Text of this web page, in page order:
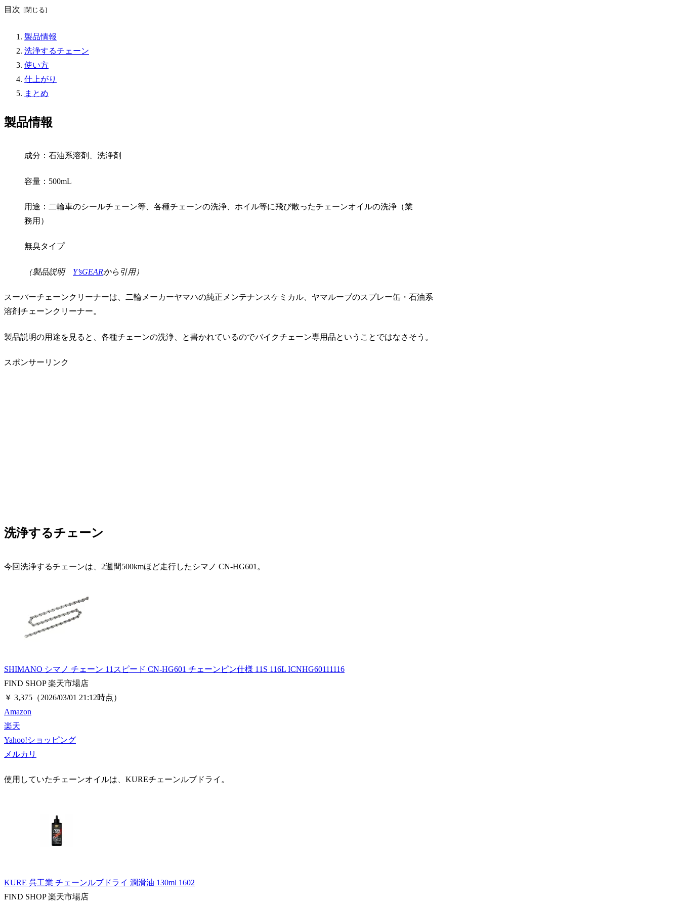
目次
製品情報
洗浄するチェーン
使い方
仕上がり
まとめ
製品情報
成分：石油系溶剤、洗浄剤
容量：500mL
用途：二輪車のシールチェーン等、各種チェーンの洗浄、ホイル等に飛び散ったチェーンオイルの洗浄（業
務用）
無臭タイプ
（製品説明 Y’sGEARから引用）
スーパーチェーンクリーナーは、二輪メーカーヤマハの純正メンテナンスケミカル、ヤマルーブのスプレー缶・石油系
溶剤チェーンクリーナー。
製品説明の用途を見ると、各種チェーンの洗浄、と書かれているのでバイクチェーン専用品ということではなさそう。
スポンサーリンク
洗浄するチェーン
今回洗浄するチェーンは、2週間500kmほど走行したシマノ CN-HG601。
SHIMANO シマノ チェーン 11スピード CN-HG601 チェーンピン仕様 11S 116L ICNHG60111116
FIND SHOP 楽天市場店
￥ 3,375 （2026/03/01 21:12時点）
Amazon
楽天
Yahoo!ショッピング
メルカリ
使用していたチェーンオイルは、KUREチェーンルブドライ。
KURE 呉工業 チェーンルブドライ 潤滑油 130ml 1602
FIND SHOP 楽天市場店